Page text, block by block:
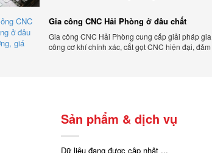
Gia công CNC Hải Phòng ở đâu chất
lượng, giá tốt?
Gia công CNC Hải Phòng cung cấp giải pháp gia
công cơ khí chính xác, cắt gọt CNC hiện đại, đảm
Sản phẩm & dịch vụ
Dữ liệu đang được cập nhật ...